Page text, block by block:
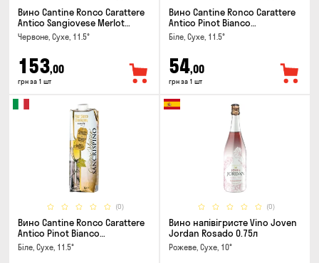
Вино Cantine Ronco Carattere
Antico Sangiovese Merlot
Rubicone IGT 1л
Червоне, Сухе, 11.5°
153,00
грн за 1 шт
Вино Cantine Ronco Carattere
Antico Pinot Bianco
Chardonnay Rubicone IGT 0.25л
Біле, Сухе, 11.5°
54,00
грн за 1 шт
(0)
Вино Cantine Ronco Carattere
Antico Pinot Bianco
Chardonnay Rubicone IGT 1л
Біле, Сухе, 11.5°
(0)
Вино напівігристе Vino Joven
Jordan Rosado 0.75л
Рожеве, Сухе, 10°